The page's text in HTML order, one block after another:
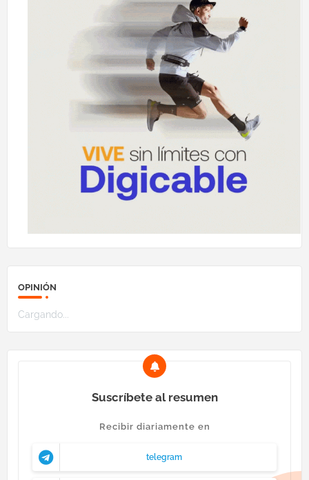
OPINIÓN
Cargando...
Suscríbete al resumen
Recibir diariamente en
telegram